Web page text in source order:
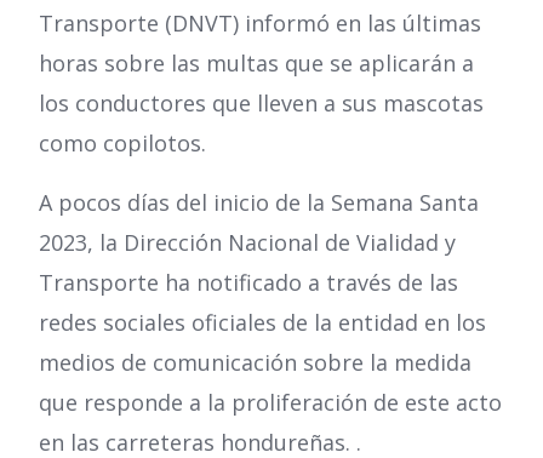
Transporte (DNVT) informó en las últimas
horas sobre las multas que se aplicarán a
los conductores que lleven a sus mascotas
como copilotos.
A pocos días del inicio de la Semana Santa
2023, la Dirección Nacional de Vialidad y
Transporte ha notificado a través de las
redes sociales oficiales de la entidad en los
medios de comunicación sobre la medida
que responde a la proliferación de este acto
en las carreteras hondureñas. .